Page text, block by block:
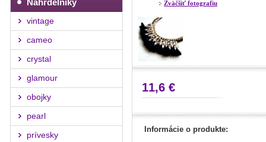
Náhrdelníky
vintage
cameo
crystal
glamour
obojky
pearl
prívesky
Zväčšiť fotografiu
11,6 €
Informácie o produkte: